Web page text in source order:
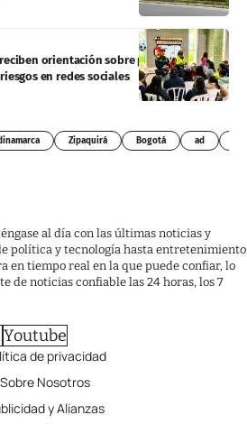
orientación sobre protección de
en redes sociales
Zipaquirá Bogotá ad
al día con las últimas noticias y
política y tecnología hasta entretenimiento
en tiempo real en la que puede confiar, lo
de noticias confiable las 24 horas, los 7
Youtube
de privacidad
Sobre Nosotros
y Alianzas